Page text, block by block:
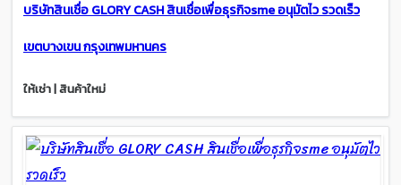
บริษัทสินเชื่อ GLORY CASH สินเชื่อเพื่อธุรกิจsme อนุมัตไว รวดเร็ว
เขตบางเขน กรุงเทพมหานคร
ให้เช่า | สินค้าใหม่